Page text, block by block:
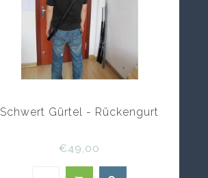
Schwert Gürtel - Rückengurt
€49,00